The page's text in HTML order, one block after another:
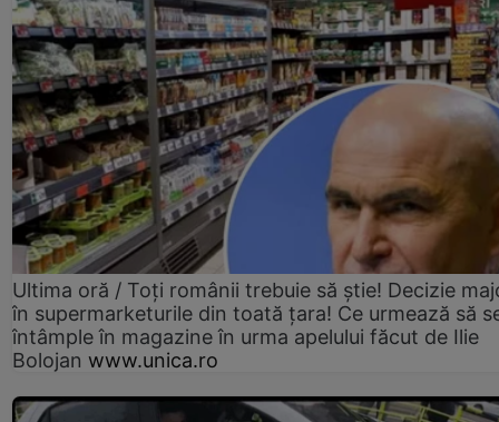
Ultima oră / Toți românii trebuie să știe! Decizie
în supermarketurile din toată țara! Ce urmează să
întâmple în magazine în urma apelului făcut de Ilie
Bolojan www.unica.ro